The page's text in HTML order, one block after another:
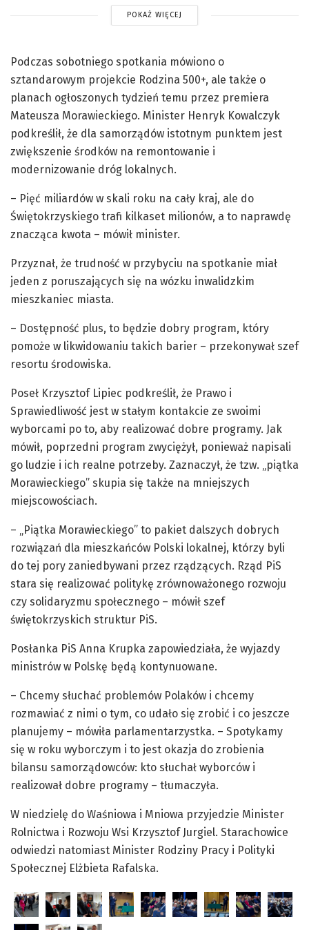
POKAŻ WIĘCEJ
Podczas sobotniego spotkania mówiono o
sztandarowym projekcie Rodzina 500+, ale także o
planach ogłoszonych tydzień temu przez premiera
Mateusza Morawieckiego. Minister Henryk Kowalczyk
podkreślił, że dla samorządów istotnym punktem jest
zwiększenie środków na remontowanie i
modernizowanie dróg lokalnych.
– Pięć miliardów w skali roku na cały kraj, ale do
Świętokrzyskiego trafi kilkaset milionów, a to naprawdę
znacząca kwota – mówił minister.
Przyznał, że trudność w przybyciu na spotkanie miał
jeden z poruszających się na wózku inwalidzkim
mieszkaniec miasta.
– Dostępność plus, to będzie dobry program, który
pomoże w likwidowaniu takich barier – przekonywał szef
resortu środowiska.
Poseł Krzysztof Lipiec podkreślił, że Prawo i
Sprawiedliwość jest w stałym kontakcie ze swoimi
wyborcami po to, aby realizować dobre programy. Jak
mówił, poprzedni program zwyciężył, ponieważ napisali
go ludzie i ich realne potrzeby. Zaznaczył, że tzw. „piątka
Morawieckiego” skupia się także na mniejszych
miejscowościach.
– „Piątka Morawieckiego” to pakiet dalszych dobrych
rozwiązań dla mieszkańców Polski lokalnej, którzy byli
do tej pory zaniedbywani przez rządzących. Rząd PiS
stara się realizować politykę zrównoważonego rozwoju
czy solidaryzmu społecznego – mówił szef
świętokrzyskich struktur PiS.
Posłanka PiS Anna Krupka zapowiedziała, że wyjazdy
ministrów w Polskę będą kontynuowane.
– Chcemy słuchać problemów Polaków i chcemy
rozmawiać z nimi o tym, co udało się zrobić i co jeszcze
planujemy – mówiła parlamentarzystka. – Spotykamy
się w roku wyborczym i to jest okazja do zrobienia
bilansu samorządowców: kto słuchał wyborców i
realizował dobre programy – tłumaczyła.
W niedzielę do Waśniowa i Mniowa przyjedzie Minister
Rolnictwa i Rozwoju Wsi Krzysztof Jurgiel. Starachowice
odwiedzi natomiast Minister Rodziny Pracy i Polityki
Społecznej Elżbieta Rafalska.